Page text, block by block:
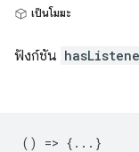
เป็นโมฆะ
ฟังก์ชัน
() => {...}